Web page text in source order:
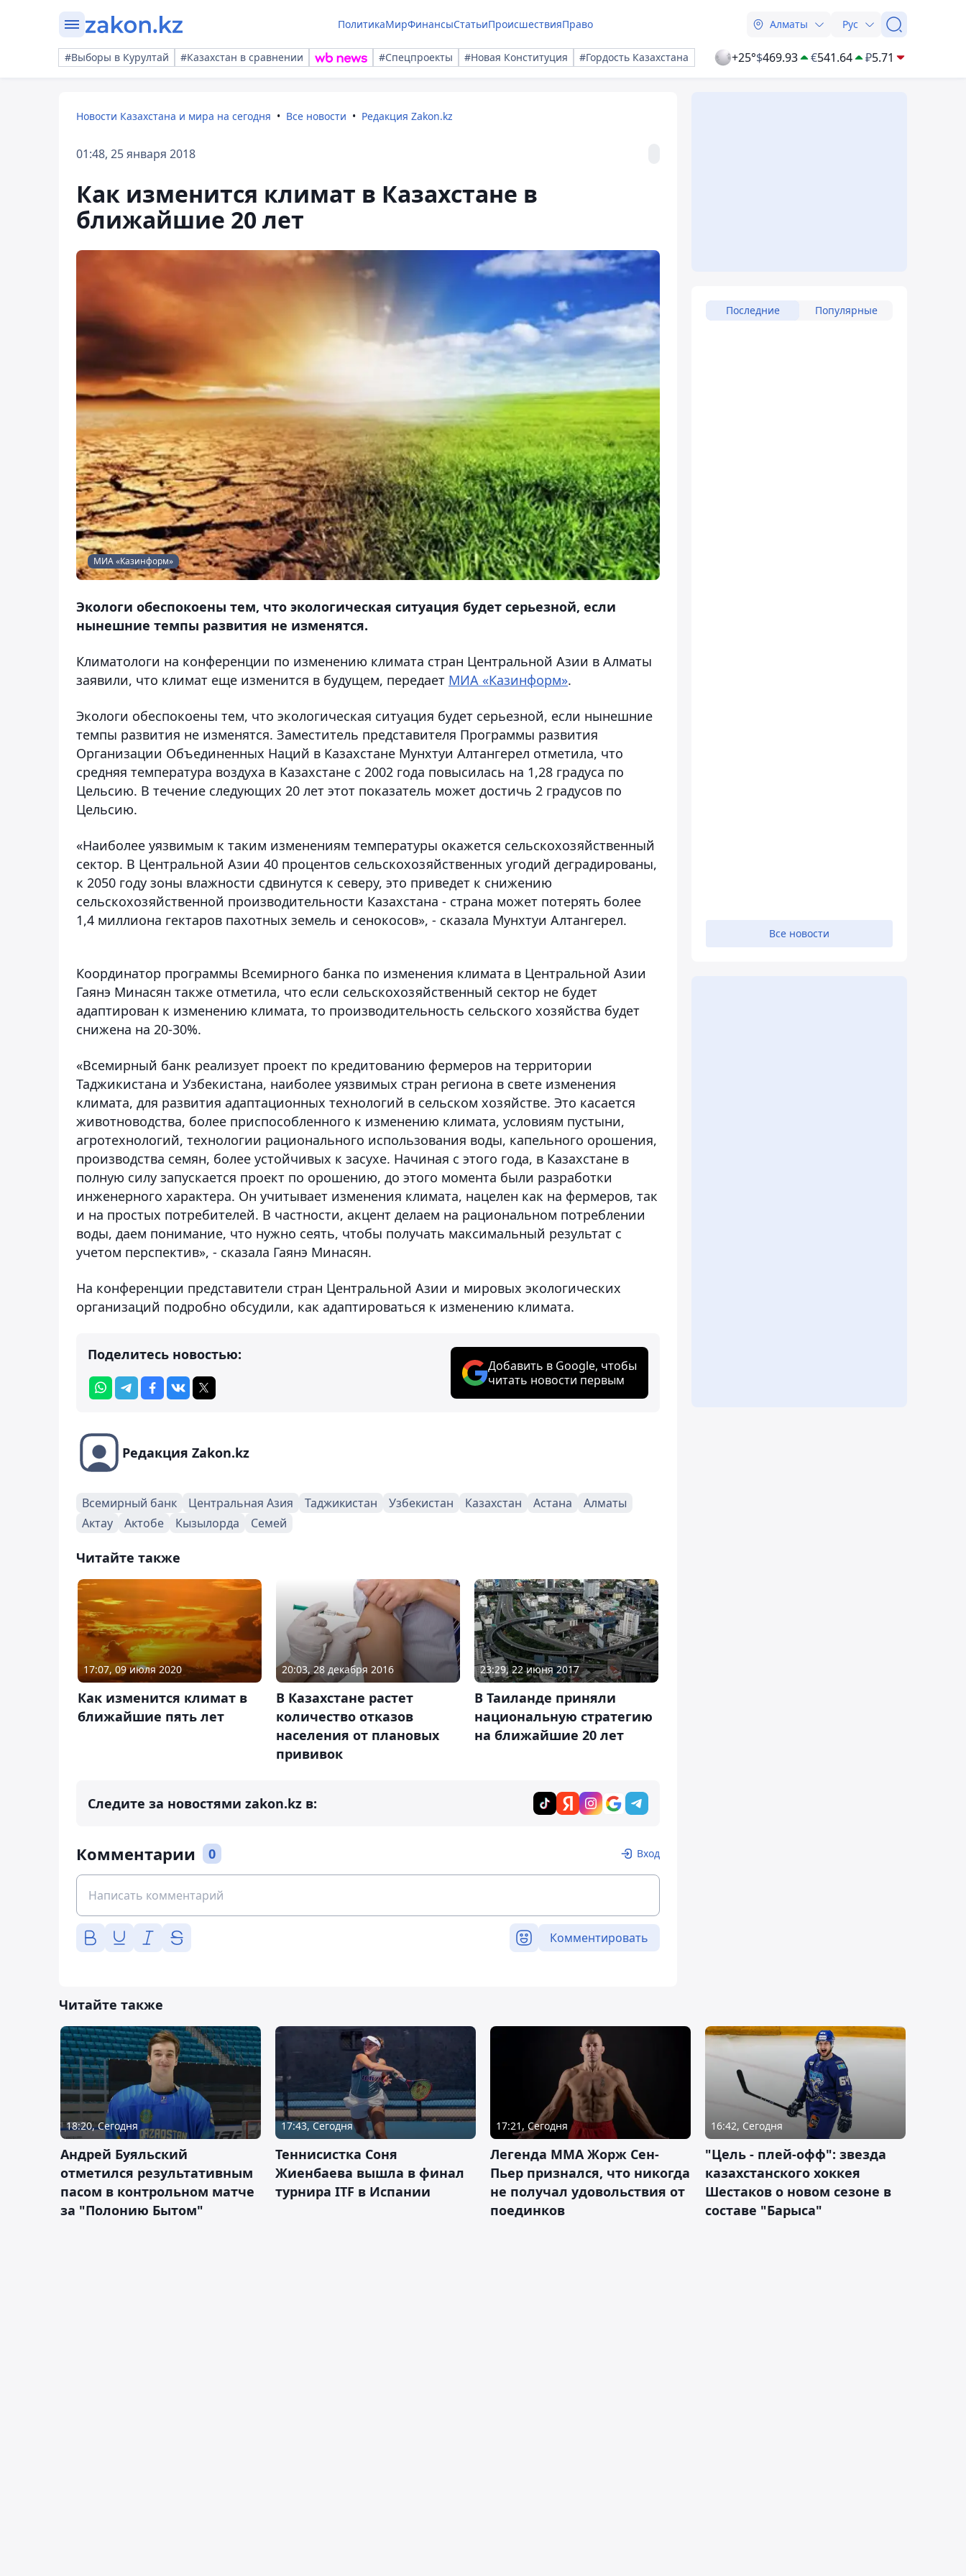
ПолитикаМирФинансыСтатьиПроисшествияПраво Алматы Рус
#Выборы в Курултай #Казахстан в сравнении #Спецпроекты #Новая Конституция #Гордость Казахстана +25°$469.93 €541.64 ₽5.71
Новости Казахстана и мира на сегодня Все новости Редакция Zakon.kz
01:48, 25 января 2018
Как изменится климат в Казахстане в
ближайшие 20 лет
МИА «Казинформ»
Экологи обеспокоены тем, что экологическая ситуация будет серьезной, если
нынешние темпы развития не изменятся.
Климатологи на конференции по изменению климата стран Центральной Азии в Алматы
заявили, что климат еще изменится в будущем, передает МИА «Казинформ».
Экологи обеспокоены тем, что экологическая ситуация будет серьезной, если нынешние
темпы развития не изменятся. Заместитель представителя Программы развития
Организации Объединенных Наций в Казахстане Мунхтуи Алтангерел отметила, что
средняя температура воздуха в Казахстане с 2002 года повысилась на 1,28 градуса по
Цельсию. В течение следующих 20 лет этот показатель может достичь 2 градусов по
Цельсию.
«Наиболее уязвимым к таким изменениям температуры окажется сельскохозяйственный
сектор. В Центральной Азии 40 процентов сельскохозяйственных угодий деградированы,
к 2050 году зоны влажности сдвинутся к северу, это приведет к снижению
сельскохозяйственной производительности Казахстана - страна может потерять более
1,4 миллиона гектаров пахотных земель и сенокосов», - сказала Мунхтуи Алтангерел.
Координатор программы Всемирного банка по изменения климата в Центральной Азии
Гаянэ Минасян также отметила, что если сельскохозяйственный сектор не будет
адаптирован к изменению климата, то производительность сельского хозяйства будет
снижена на 20-30%.
«Всемирный банк реализует проект по кредитованию фермеров на территории
Таджикистана и Узбекистана, наиболее уязвимых стран региона в свете изменения
климата, для развития адаптационных технологий в сельском хозяйстве. Это касается
животноводства, более приспособленного к изменению климата, условиям пустыни,
агротехнологий, технологии рационального использования воды, капельного орошения,
производства семян, более устойчивых к засухе. Начиная с этого года, в Казахстане в
полную силу запускается проект по орошению, до этого момента были разработки
инженерного характера. Он учитывает изменения климата, нацелен как на фермеров, так
и на простых потребителей. В частности, акцент делаем на рациональном потреблении
воды, даем понимание, что нужно сеять, чтобы получать максимальный результат с
учетом перспектив», - сказала Гаянэ Минасян.
На конференции представители стран Центральной Азии и мировых экологических
организаций подробно обсудили, как адаптироваться к изменению климата.
Поделитесь новостью:
Добавить в Google, чтобы
читать новости первым
Редакция Zakon.kz
Всемирный банк Центральная Азия Таджикистан Узбекистан Казахстан Астана
Алматы
Актау
Актобе Кызылорда Семей
Читайте также
17:07, 09 июля 2020
Как изменится климат в
ближайшие пять лет
20:03, 28 декабря 2016
В Казахстане растет
количество отказов
населения от плановых
прививок
23:29, 22 июня 2017
В Таиланде приняли
национальную стратегию
на ближайшие 20 лет
Следите за новостями zakon.kz в:
Комментарии 0 Вход
Комментировать
Последние Популярные
Все новости
Читайте также
18:20, Сегодня
Андрей Буяльский
отметился результативным
пасом в контрольном матче
за "Полонию Бытом"
17:43, Сегодня
Теннисистка Соня
Жиенбаева вышла в финал
турнира ITF в Испании
17:21, Сегодня
Легенда ММА Жорж Сен-
Пьер признался, что никогда
не получал удовольствия от
поединков
16:42, Сегодня
"Цель - плей-офф": звезда
казахстанского хоккея
Шестаков о новом сезоне в
составе "Барыса"